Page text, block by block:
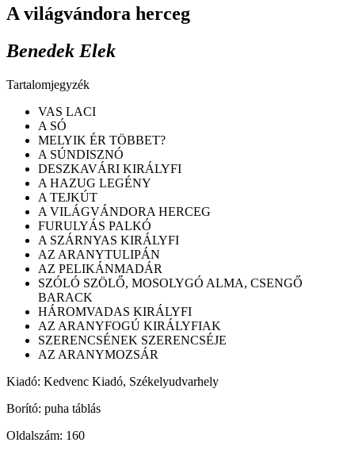
A világvándora herceg
Benedek Elek
Tartalomjegyzék
VAS LACI
A SÓ
MELYIK ÉR TÖBBET?
A SÚNDISZNÓ
DESZKAVÁRI KIRÁLYFI
A HAZUG LEGÉNY
A TEJKÚT
A VILÁGVÁNDORA HERCEG
FURULYÁS PALKÓ
A SZÁRNYAS KIRÁLYFI
AZ ARANYTULIPÁN
AZ PELIKÁNMADÁR
SZÓLÓ SZÖLŐ, MOSOLYGÓ ALMA, CSENGŐ
BARACK
HÁROMVADAS KIRÁLYFI
AZ ARANYFOGÚ KIRÁLYFIAK
SZERENCSÉNEK SZERENCSÉJE
AZ ARANYMOZSÁR
Kiadó: Kedvenc Kiadó, Székelyudvarhely
Borító: puha táblás
Oldalszám: 160